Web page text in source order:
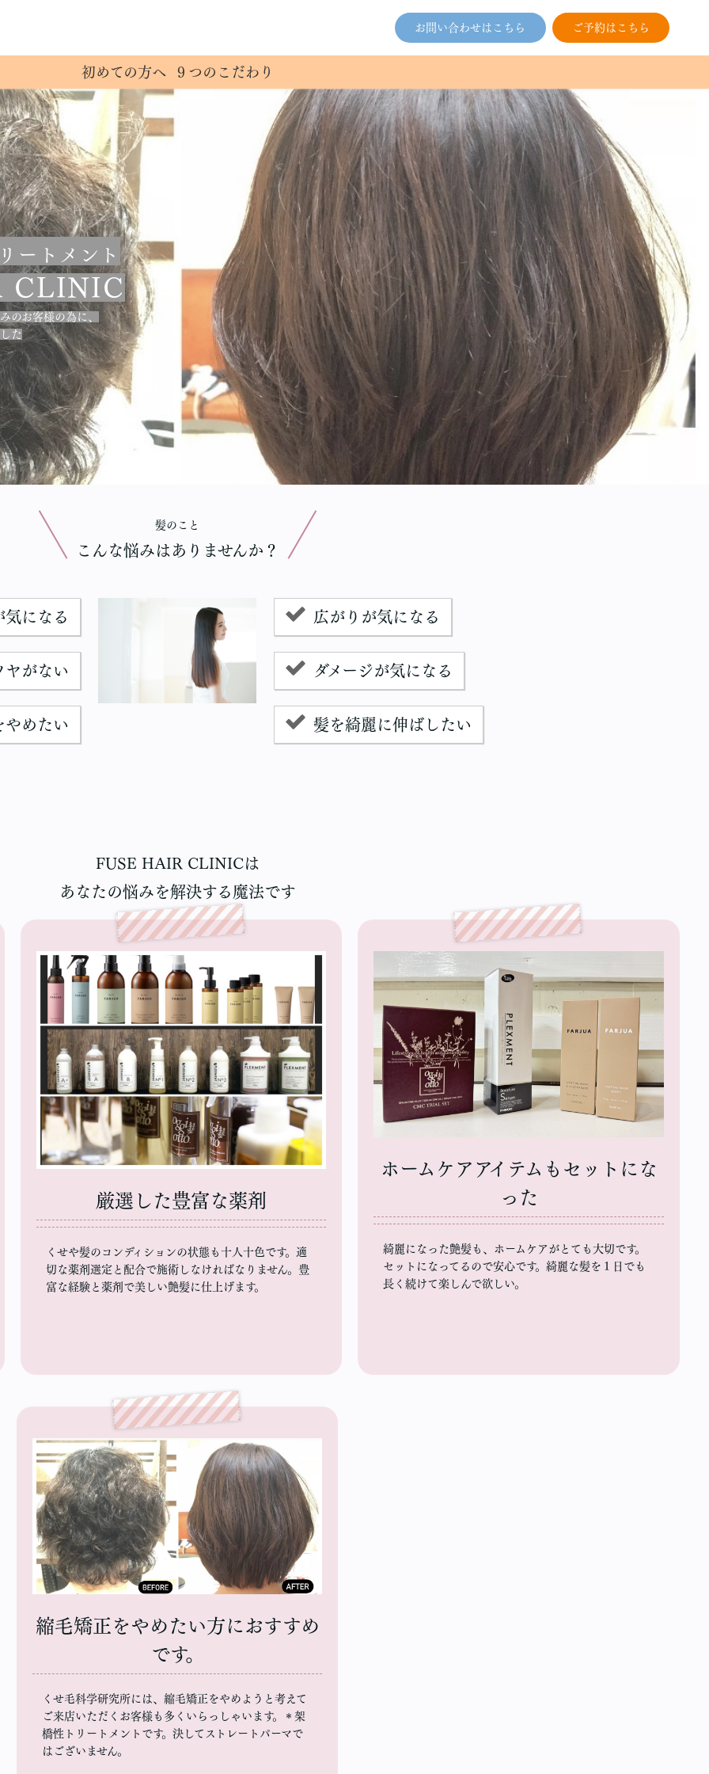
お問い合わせはこちら ご予約はこちら
初めての方へ ９つのこだわり
ートメント
CLINIC
のお客様の為に、
た
髪のこと
こんな悩みはありませんか？
気になる 広がりが気になる
ヤがない ダメージが気になる
やめたい 髪を綺麗に伸ばしたい
FUSE HAIR CLINICは
あなたの悩みを解決する魔法です
厳選した豊富な薬剤
くせや髪のコンディションの状態も十人十色です。適
切な薬剤選定と配合で施術しなければなりません。豊
富な経験と薬剤で美しい艶髪に仕上げます。
ホームケアアイテムもセットにな
った
綺麗になった艶髪も、ホームケアがとても大切です。
セットになってるので安心です。綺麗な髪を１日でも
長く続けて楽しんで欲しい。
縮毛矯正をやめたい方におすすめ
です。
くせ毛科学研究所には、縮毛矯正をやめようと考えて
ご来店いただくお客様も多くいらっしゃいます。＊架
橋性トリートメントです。決してストレートパーマで
はございません。